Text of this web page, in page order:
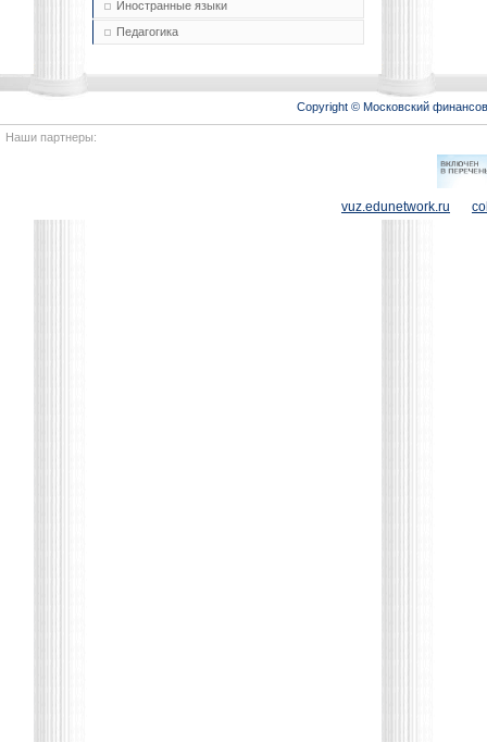
Иностранные языки
Педагогика
Copyright © Московский
Наши партнеры:
vuz.edunetwork.ru